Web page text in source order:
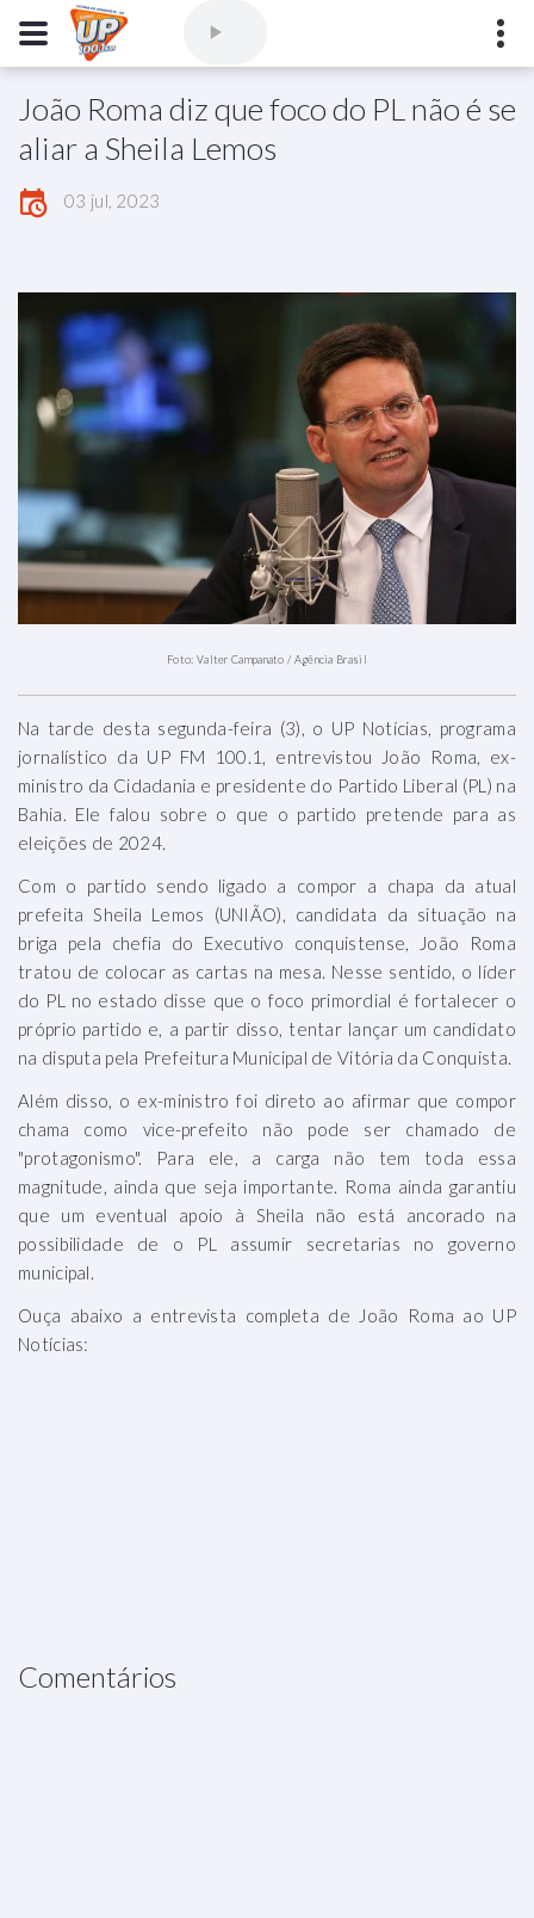
Comercial(77) 3421-3710,
João Roma diz que foco do PL não é se
aliar a Sheila Lemos
03 jul, 2023
Foto: Valter Campanato / Agência Brasil
Na tarde desta segunda-feira (3), o UP Notícias, programa
jornalístico da UP FM 100.1, entrevistou João Roma, ex-
ministro da Cidadania e presidente do Partido Liberal (PL) na
Bahia. Ele falou sobre o que o partido pretende para as
eleições de 2024.
Com o partido sendo ligado a compor a chapa da atual
prefeita Sheila Lemos (UNIÃO), candidata da situação na
briga pela chefia do Executivo conquistense, João Roma
tratou de colocar as cartas na mesa. Nesse sentido, o líder
do PL no estado disse que o foco primordial é fortalecer o
próprio partido e, a partir disso, tentar lançar um candidato
na disputa pela Prefeitura Municipal de Vitória da Conquista.
Além disso, o ex-ministro foi direto ao afirmar que compor
chama como vice-prefeito não pode ser chamado de
"protagonismo".
Para ele, a carga não tem toda essa
magnitude, ainda que seja importante. Roma ainda garantiu
que um eventual apoio à Sheila não está ancorado na
possibilidade de o PL assumir secretarias no governo
municipal.
Ouça abaixo a entrevista completa de João Roma ao UP
Notícias:
Comentários